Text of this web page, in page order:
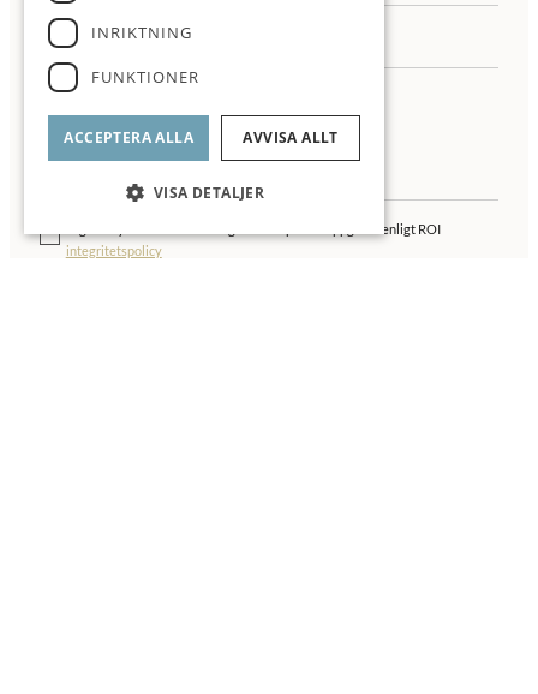
Jag samtycker till behandling av mina personuppgifter enligt ROI
integritetspolicy
INRIKTNING
FUNKTIONER
ACCEPTERA ALLA AVVISA ALLT
VISA DETALJER